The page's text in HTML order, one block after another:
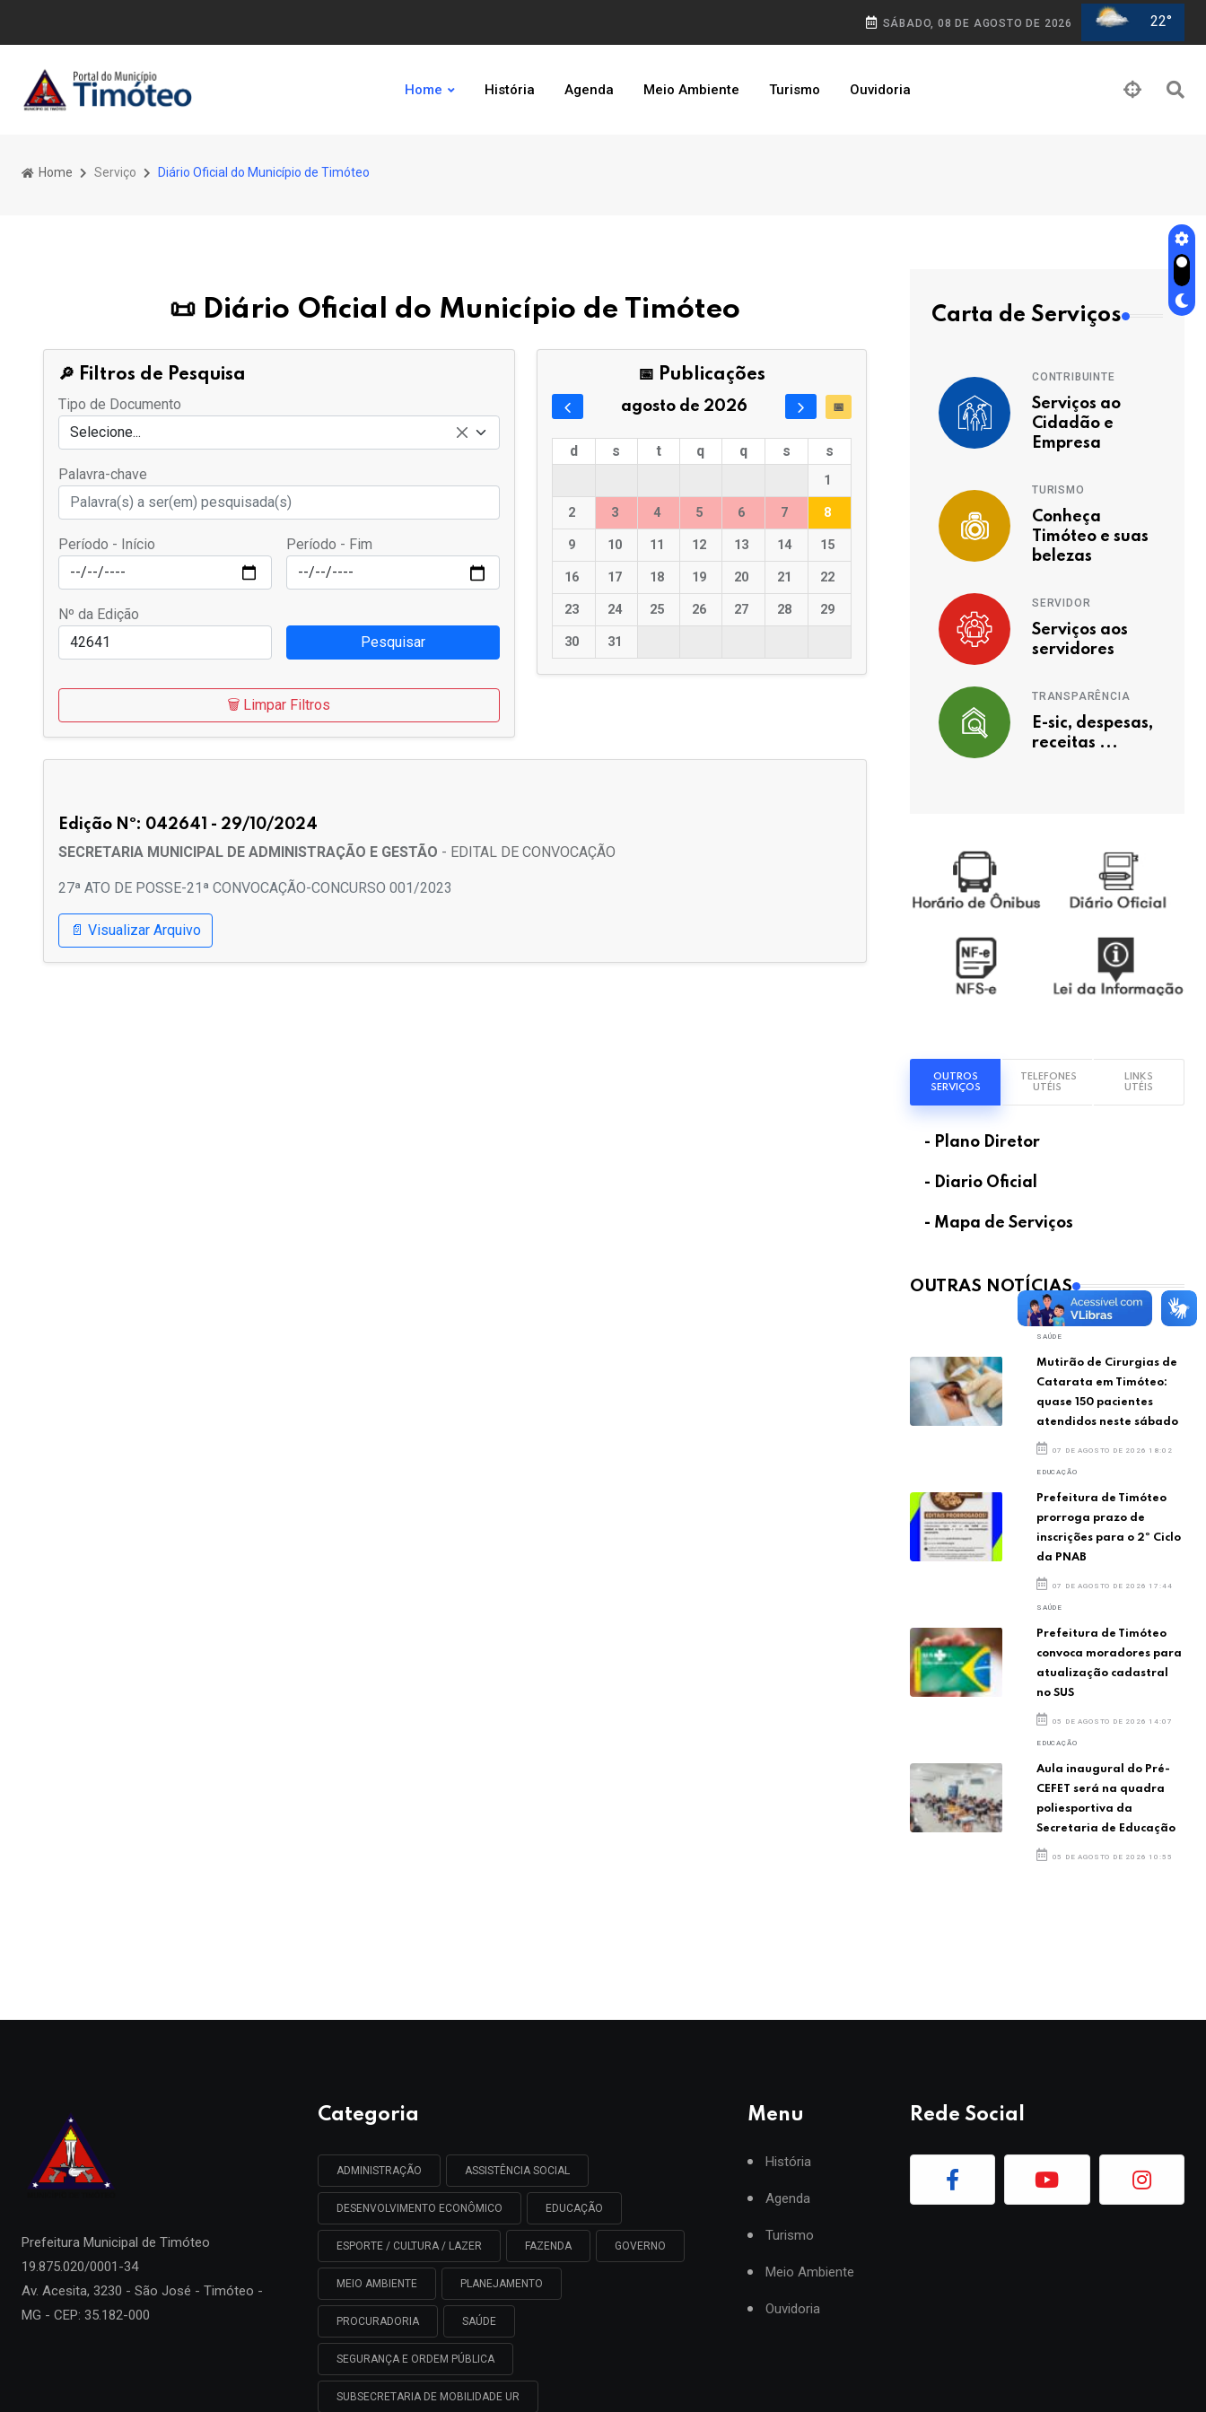
SÁBADO, 08 DE AGOSTO DE 2026 22°
Home História Agenda Meio Ambiente Turismo Ouvidoria
Home Serviço Diário Oficial do Município de Timóteo
📜 Diário Oficial do Município de Timóteo
🔎 Filtros de Pesquisa
Tipo de Documento
Selecione...
Palavra-chave
Período - Início Período - Fim
Nº da Edição
Pesquisar
🗑️ Limpar Filtros
📅 Publicações
agosto de 2026 📅
d s t q q s s
1
2 3 4 5 6 7 8
9 10 11 12 13 14 15
16 17 18 19 20 21 22
23 24 25 26 27 28 29
30 31
Edição Nº: 042641 - 29/10/2024
SECRETARIA MUNICIPAL DE ADMINISTRAÇÃO E GESTÃO - EDITAL DE CONVOCAÇÃO
27ª ATO DE POSSE-21ª CONVOCAÇÃO-CONCURSO 001/2023
📄 Visualizar Arquivo
Carta de Serviços
CONTRIBUINTE
Serviços ao
Cidadão e
Empresa
TURISMO
Conheça
Timóteo e suas
belezas
SERVIDOR
Serviços aos
servidores
TRANSPARÊNCIA
E-sic, despesas,
receitas ...
OUTROS
SERVIÇOS
TELEFONES
UTÉIS
LINKS
UTÉIS
- Plano Diretor
- Diario Oficial
- Mapa de Serviços
OUTRAS NOTÍCIAS
SAÚDE
Mutirão de Cirurgias de
Catarata em Timóteo:
quase 150 pacientes
atendidos neste sábado
07 DE AGOSTO DE 2026 18:02
EDUCAÇÃO
Prefeitura de Timóteo
prorroga prazo de
inscrições para o 2º Ciclo
da PNAB
07 DE AGOSTO DE 2026 17:44
SAÚDE
Prefeitura de Timóteo
convoca moradores para
atualização cadastral
no SUS
05 DE AGOSTO DE 2026 14:07
EDUCAÇÃO
Aula inaugural do Pré-
CEFET será na quadra
poliesportiva da
Secretaria de Educação
05 DE AGOSTO DE 2026 10:55
Prefeitura Municipal de Timóteo
19.875.020/0001-34
Av. Acesita, 3230 - São José - Timóteo -
MG - CEP: 35.182-000
Categoria
ADMINISTRAÇÃO ASSISTÊNCIA SOCIAL
DESENVOLVIMENTO ECONÔMICO EDUCAÇÃO
ESPORTE / CULTURA / LAZER FAZENDA GOVERNO
MEIO AMBIENTE PLANEJAMENTO
PROCURADORIA SAÚDE
SEGURANÇA E ORDEM PÚBLICA
SUBSECRETARIA DE MOBILIDADE UR
Menu
História
Agenda
Turismo
Meio Ambiente
Ouvidoria
Rede Social